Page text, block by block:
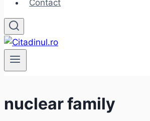
Contact
nuclear family